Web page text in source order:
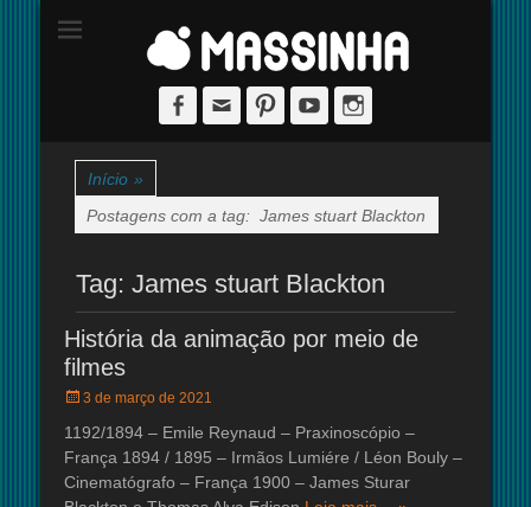
massinha
Site dedicado à técnica de stop-motion
Facebook
Email PinterestYouTube
Início »
Postagens com a tag: James stuart Blackton
Tag: James stuart Blackton
História da animação por meio de
filmes
Posted
3 de março de 2021
1192/1894 – Emile Reynaud – Praxinoscópio –
França 1894 / 1895 – Irmãos Lumiére / Léon Bouly –
Cinematógrafo – França 1900 – James Sturar